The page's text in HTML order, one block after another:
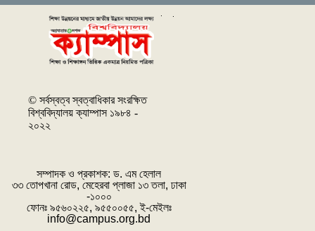
© সর্বস্বত্ব স্বত্বাধিকার সংরক্ষিত
বিশ্ববিদ্যালয় ক্যাম্পাস ১৯৮৪ -
২০২২
সম্পাদক ও প্রকাশক: ‌ড. এম হেলাল
৩৩ তোপখানা রোড, মেহেরবা প্লাজা ১৩ তলা, ঢাকা
-১০০০
ফোনঃ ৯৫৬০২২৫, ৯৫৫০০৫৫, ই-মেইলঃ
info@campus.org.bd